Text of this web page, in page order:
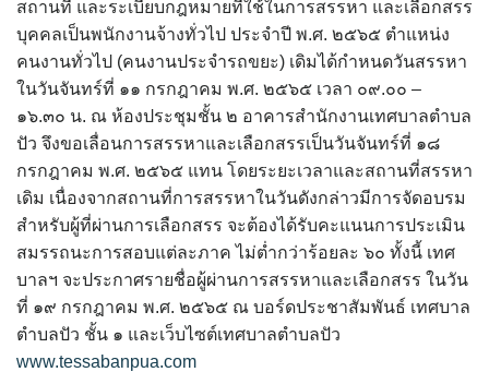
กองยุทธศาสตร์และงบประมาณ
กองสาธารณสุขฯ
การเปิดเผยข้อมูลข่าวสารปี 2566 integrity transparency
assessment ITA2023
ข้อกำหนดการใช้งาน
ข้อมูลประชากร
ข้อมูลพื้นฐานของศูนย์บริการนักท่องเที่ยว เทศบาลตำบลปัว
สถานที่ และระเบียบกฎหมายที่ใช้ในการสรรหา และเลือกสรร
บุคคลเป็นพนักงานจ้างทั่วไป ประจำปี พ.ศ. ๒๕๖๕ ตำแหน่ง
คนงานทั่วไป (คนงานประจำรถขยะ) เดิมได้กำหนดวันสรรหา
ในวันจันทร์ที่ ๑๑ กรกฎาคม พ.ศ. ๒๕๖๕ เวลา ๐๙.๐๐ –
๑๖.๓๐ น. ณ ห้องประชุมชั้น ๒ อาคารสำนักงานเทศบาลตำบล
ปัว จึงขอเลื่อนการสรรหาและเลือกสรรเป็นวันจันทร์ที่ ๑๘
กรกฎาคม พ.ศ. ๒๕๖๕ แทน โดยระยะเวลาและสถานที่สรรหา
เดิม เนื่องจากสถานที่การสรรหาในวันดังกล่าวมีการจัดอบรม
สำหรับผู้ที่ผ่านการเลือกสรร จะต้องได้รับคะแนนการประเมิน
สมรรถนะการสอบแต่ละภาค ไม่ต่ำกว่าร้อยละ ๖๐ ทั้งนี้ เทศ
บาลฯ จะประกาศรายชื่อผู้ผ่านการสรรหาและเลือกสรร ในวัน
ที่ ๑๙ กรกฎาคม พ.ศ. ๒๕๖๕ ณ บอร์ดประชาสัมพันธ์ เทศบาล
ตำบลปัว ชั้น ๑ และเว็บไซต์เทศบาลตำบลปัว
www.tessabanpua.com